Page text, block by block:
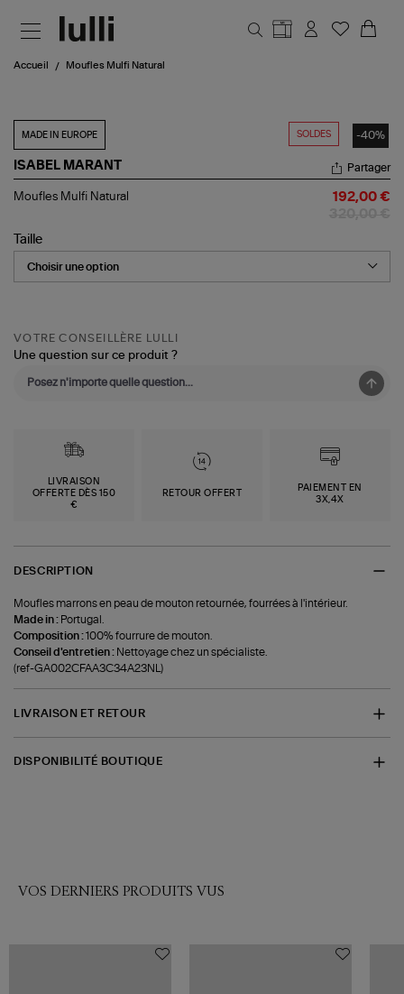
Accueil Moufles Mulfi Natural
SOLDES -40%
MADE IN EUROPE
ISABEL MARANT
Moufles
Partager
Moufles Mulfi Natural 192,00 €
Taille
VOTRE CONSEILLÈRE LULLI
Une question sur ce produit ?
LIVRAISON
OFFERTE DÈS 150
€
RETOUR OFFERT
PAIEMENT EN
3X,4X
DESCRIPTION
Moufles marrons en peau de mouton retournée, fourrées à l'intérieur.
Made in : Portugal.
Composition :100% fourrure de mouton.
Conseil d'entretien : Nettoyage chez un spécialiste.
(ref-GA002CFAA3C34A23NL)
LIVRAISON ET RETOUR
DISPONIBILITÉ BOUTIQUE
VOS DERNIERS PRODUITS VUS